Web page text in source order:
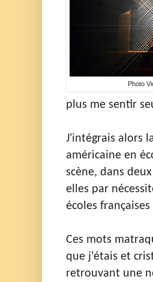
Photo
plus me sentir
J'intégrais alors
américaine en
scène, dans
elles par
écoles
Ces mots
que j'étais et
retrouvant une